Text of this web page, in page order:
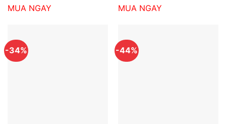
3,400,000₫.
MUA NGAY
2,872,800₫.
MUA NGAY
-34% -44%